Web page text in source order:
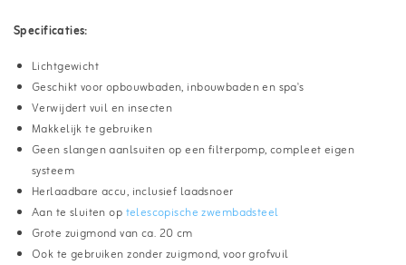
Specificaties:
Lichtgewicht
Geschikt voor opbouwbaden, inbouwbaden en spa's
Verwijdert vuil en insecten
Makkelijk te gebruiken
Geen slangen aanlsuiten op een filterpomp, compleet eigen
systeem
Herlaadbare accu, inclusief laadsnoer
Aan te sluiten optelescopische zwembadsteel
Grote zuigmond van ca. 20 cm
Ook te gebruiken zonder zuigmond, voor grofvuil